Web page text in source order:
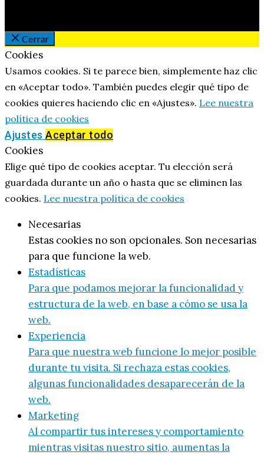
Cerrar
Cookies
Usamos cookies. Si te parece bien, simplemente haz clic
en «Aceptar todo». También puedes elegir qué tipo de
cookies quieres haciendo clic en «Ajustes». Lee nuestra
política de cookies
Ajustes Aceptar todo
Cookies
Elige qué tipo de cookies aceptar. Tu elección será
guardada durante un año o hasta que se eliminen las
cookies. Lee nuestra política de cookies
Necesarias
Estas cookies no son opcionales. Son necesarias
para que funcione la web.
Estadísticas
Para que podamos mejorar la funcionalidad y
estructura de la web, en base a cómo se usa la
web.
Experiencia
Para que nuestra web funcione lo mejor posible
durante tu visita. Si rechaza estas cookies,
algunas funcionalidades desaparecerán de la
web.
Marketing
Al compartir tus intereses y comportamiento
mientras visitas nuestro sitio, aumentas la